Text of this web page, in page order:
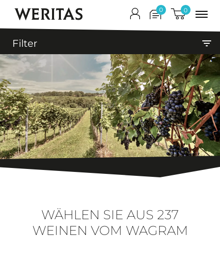
WERITAS 0 0
WÄHLEN SIE AUS 237
WEINEN VOM WAGRAM
Filter filter_list